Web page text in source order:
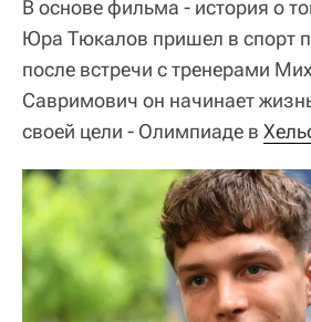
В основе фильма - история о
Юра Тюкалов пришел в спорт
после встречи с тренерами
Савримович он начинает
своей цели - Олимпиаде в